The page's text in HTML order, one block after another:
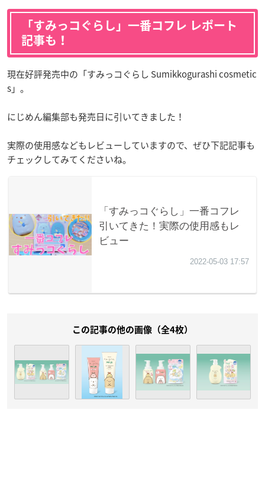
「すみっコぐらし」一番コフレ レポート
記事も！
現在好評発売中の「すみっコぐらし Sumikkogurashi cosmetic
s」。
にじめん編集部も発売日に引いてきました！
実際の使用感などもレビューしていますので、ぜひ下記記事も
チェックしてみてくださいね。
この記事の他の画像（全4枚）